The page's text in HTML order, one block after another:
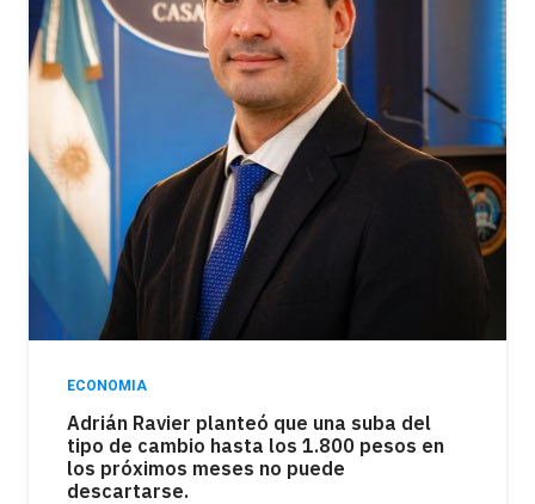
ECONOMIA
Adrián Ravier planteó que una suba del
tipo de cambio hasta los 1.800 pesos en
los próximos meses no puede
descartarse.